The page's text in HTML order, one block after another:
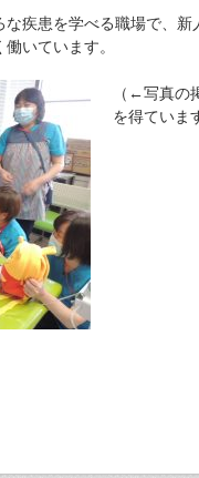
疾患を学べる職場で、新
いています。
（←写真の
を得ていま